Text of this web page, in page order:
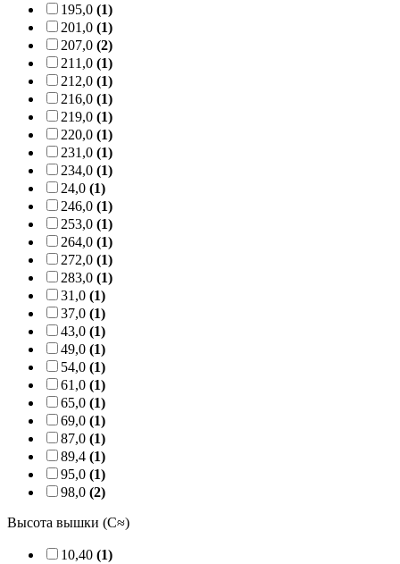
195,0 (1)
201,0 (1)
207,0 (2)
211,0 (1)
212,0 (1)
216,0 (1)
219,0 (1)
220,0 (1)
231,0 (1)
234,0 (1)
24,0 (1)
246,0 (1)
253,0 (1)
264,0 (1)
272,0 (1)
283,0 (1)
31,0 (1)
37,0 (1)
43,0 (1)
49,0 (1)
54,0 (1)
61,0 (1)
65,0 (1)
69,0 (1)
87,0 (1)
89,4 (1)
95,0 (1)
98,0 (2)
Высота вышки (C≈)
10,40 (1)